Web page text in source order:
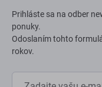
Prihláste sa na odber
ponuky.
Odoslaním tohto
rokov.